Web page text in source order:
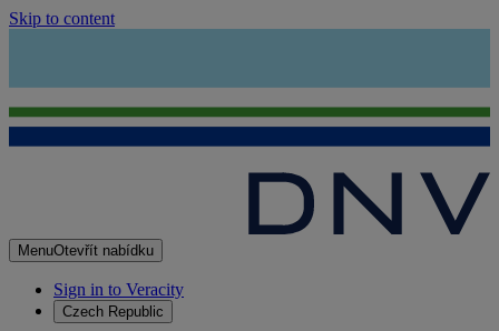
Skip to content
MenuOtevřít nabídku
Sign in to Veracity
Czech Republic